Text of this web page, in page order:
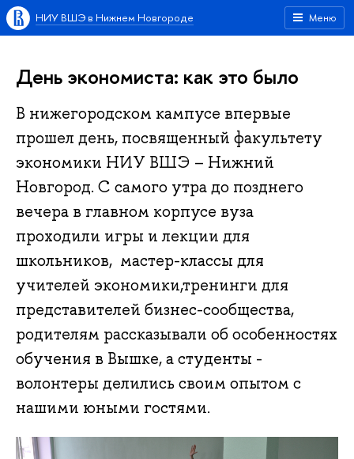
Меню
НИУ ВШЭ в Нижнем Новгороде
День экономиста: как это было
В нижегородском кампусе впервые
прошел день, посвященный факультету
экономики НИУ ВШЭ – Нижний
Новгород. С самого утра до позднего
вечера в главном корпусе вуза
проходили игры и лекции для
школьников, мастер-классы для
учителей экономики,тренинги для
представителей бизнес-сообщества,
родителям рассказывали об особенностях
обучения в Вышке, а студенты -
волонтеры делились своим опытом с
нашими юными гостями.